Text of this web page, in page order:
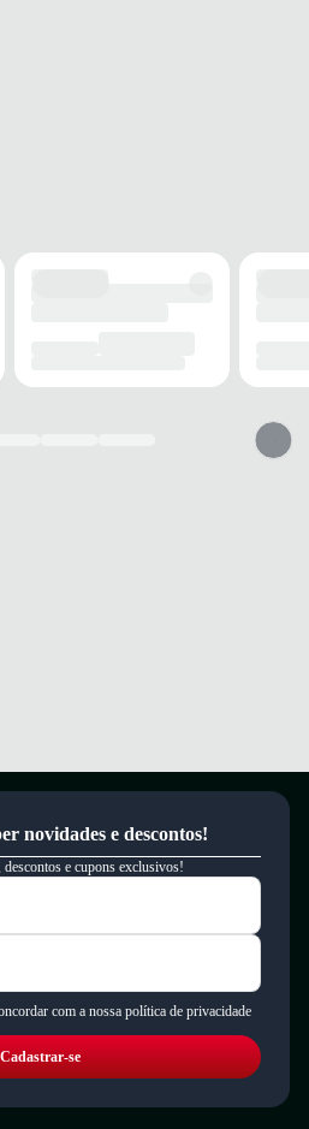
novidades e descontos!
descontos e cupons exclusivos!
com a nossa política de privacidade
Cadastrar-se